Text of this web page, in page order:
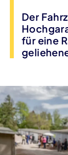
Der
für eine